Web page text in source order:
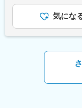
いくことを、テ
適用することで
いくために、プ
組織として「デ
変更の範囲：変
【開発環境】
-インフラ：
-データベース：
-CI/CD：GitHub
-開発ツール：
SonarQube 等
給与補足＞・賞
労働の有無に関
を超えた時間外
者に該当する場
す。月給(月額)
気にな